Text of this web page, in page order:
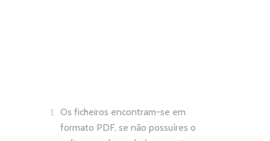
Os ficheiros encontram-se em
formato PDF, se não possuíres o